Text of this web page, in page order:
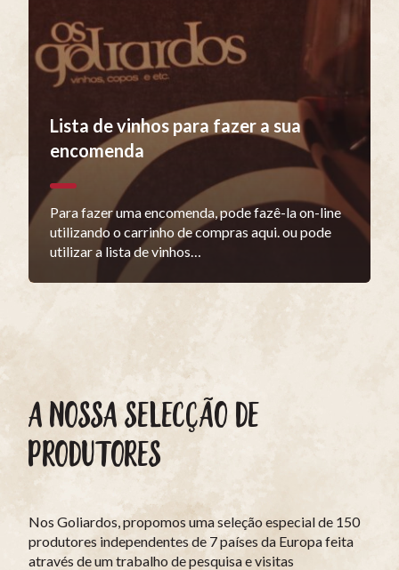
Lista de vinhos para fazer a sua
encomenda
Para fazer uma encomenda, pode fazê-la on-line
utilizando o carrinho de compras aqui. ou pode
utilizar a lista de vinhos…
A NOSSA SELECÇÃO DE
PRODUTORES
Nos Goliardos, propomos uma seleção especial de 150
produtores independentes de 7 países da Europa feita
através de um trabalho de pesquisa e visitas